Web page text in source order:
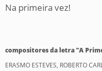
Na primeira vez!
compositores da letra "A
ERASMO ESTEVES, ROBERTO